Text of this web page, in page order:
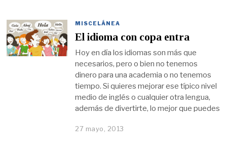
MISCELÁNEA
El idioma con copa entra
Hoy en día los idiomas son más que
necesarios, pero o bien no tenemos
dinero para una academia o no tenemos
tiempo. Si quieres mejorar ese típico nivel
medio de inglés o cualquier otra lengua,
además de divertirte, lo mejor que puedes
27 mayo, 2013